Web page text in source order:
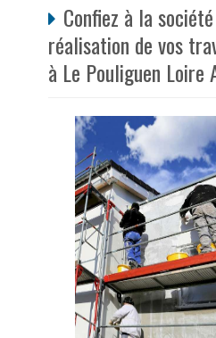
Confiez à la
réalisation de vos
à Le Pouliguen